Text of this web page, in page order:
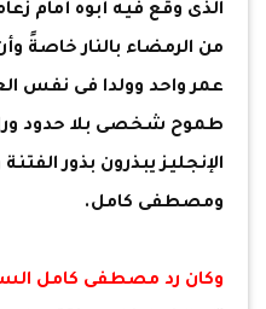
الذى وقع فيه أبوه أمام
من الرمضاء بالنار
طموح شخصى بلا حدود
الإنجليز يبذرون بذور
ومصطفى كامل.
وكان رد مصطفى كامل